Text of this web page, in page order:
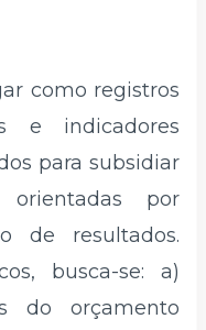
como registros
e indicadores
para subsidiar
orientadas por
de resultados.
busca-se: a)
do orçamento